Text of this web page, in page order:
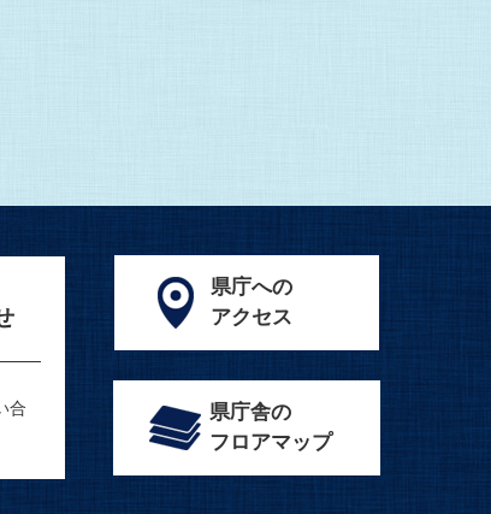
合
県庁への
アクセス
県庁舎の
フロアマップ